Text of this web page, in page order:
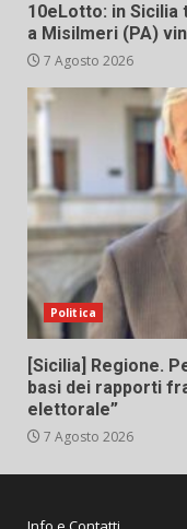
10eLotto: in
a Misilmeri (PA)
7 Agosto 2026
Politica
[Sicilia] Regione.
basi dei rapporti
elettorale”
7 Agosto 2026